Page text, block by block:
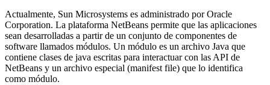
Actualmente, Sun Microsystems es administrado por Oracle
Corporation. La plataforma NetBeans permite que las aplicaciones
sean desarrolladas a partir de un conjunto de componentes de
software llamados módulos. Un módulo es un archivo Java que
contiene clases de java escritas para interactuar con las API de
NetBeans y un archivo especial (manifest file) que lo identifica
como módulo.